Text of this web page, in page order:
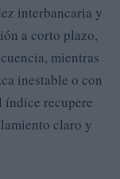
interbancaria y
a corto plazo,
mientras
inestable o con
índice recupere
claro y